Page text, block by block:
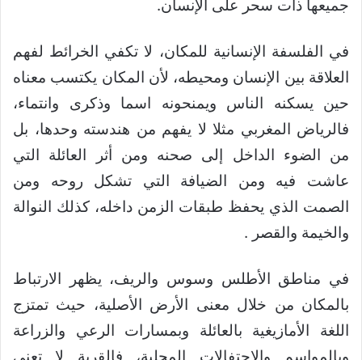
جميعها ذات سحر على الإنسان.
في الفلسفة الإنسانية للمكان، لا تكفي الخرائط لفهم
العلاقة بين الإنسان ومحيطه، لأن المكان يكتسب معناه
حين يسكنه الناس ويمنحونه اسما وذكرى وانتماء،
فالرياض المغربي مثلا لا يفهم من هندسته وحدها، بل
من الضوء الداخل إلى صحنه ومن أثر العائلة التي
عاشت فيه ومن الضيافة التي تشكل روحه ومن
الصمت الذي يحفظ طبقات الزمن داخله، كذلك النوالة
والخيمة والقصر .
في مناطق الأطلس وسوس والريف، يظهر الارتباط
بالمكان من خلال معنى الأرض الأصلية، حيث تمتزج
اللغة الأمازيغية بالعائلة وبمسارات الرعي والزراعة